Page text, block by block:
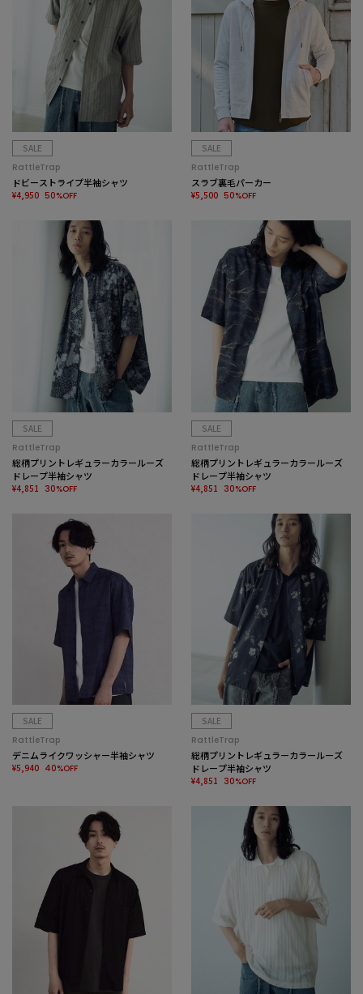
SALE
RattleTrap
ドビーストライプ半袖シャツ
¥4,950 50%OFF
SALE
RattleTrap
スラブ裏毛パーカー
¥5,500 50%OFF
SALE
RattleTrap
総柄プリントレギュラーカラールーズ
ドレープ半袖シャツ
¥4,851 30%OFF
SALE
RattleTrap
総柄プリントレギュラーカラールーズ
ドレープ半袖シャツ
¥4,851 30%OFF
SALE
RattleTrap
デニムライクワッシャー半袖シャツ
¥5,940 40%OFF
SALE
RattleTrap
総柄プリントレギュラーカラールーズ
ドレープ半袖シャツ
¥4,851 30%OFF